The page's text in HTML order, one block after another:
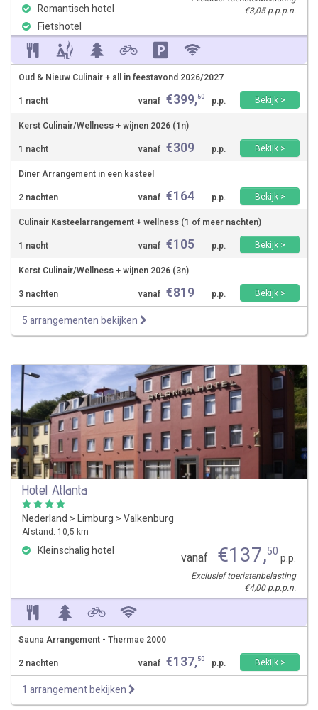
Romantisch hotel
Fietshotel
€3,05 p.p.p.n.
Oud & Nieuw Culinair + all in feestavond 2026/2027
1 nacht
vanaf €399,50 p.p.
Bekijk >
Kerst Culinair/Wellness + wijnen 2026 (1n)
1 nacht
vanaf €309 p.p.
Bekijk >
Diner Arrangement in een kasteel
2 nachten
vanaf €164 p.p.
Bekijk >
Culinair Kasteelarrangement + wellness (1 of meer nachten)
1 nacht
vanaf €105 p.p.
Bekijk >
Kerst Culinair/Wellness + wijnen 2026 (3n)
3 nachten
vanaf €819 p.p. Bekijk >
5 arrangementen bekijken
Hotel Atlanta
Nederland >Limburg >Valkenburg
Afstand: 10,5 km
Kleinschalig hotel vanaf €137,50p.p.
Exclusief toeristenbelasting
€4,00 p.p.p.n.
Sauna Arrangement - Thermae 2000
2 nachten
vanaf €137,50 p.p. Bekijk >
1 arrangement bekijken